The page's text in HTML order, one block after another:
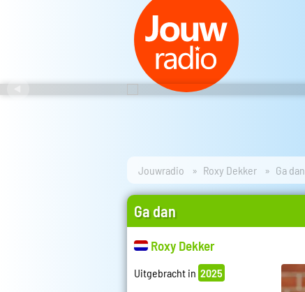
Jouwradio Roxy Dekker Ga dan
Ga dan
Roxy Dekker
Uitgebracht in 2025